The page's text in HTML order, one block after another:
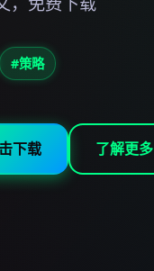
#策略
下载 了解更多